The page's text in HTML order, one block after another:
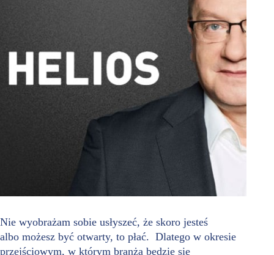
Nie wyobrażam sobie usłyszeć, że skoro jesteś
albo możesz być otwarty, to płać. Dlatego w okresie
przejściowym, w którym branża będzie się